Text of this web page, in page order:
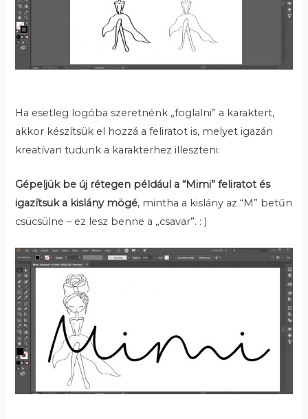
Ha esetleg logóba szeretnénk „foglalni” a karaktert,
akkor készítsük el hozzá a feliratot is, melyet igazán
kreatívan tudunk a karakterhez illeszteni:
Gépeljük be új rétegen például a “Mimi” feliratot és
igazítsuk a kislány mögé, mintha a kislány az “M” betűn
csücsülne – ez lesz benne a „csavar”. : )